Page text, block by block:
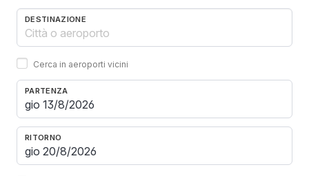
DESTINAZIONE
Cerca in aeroporti vicini
PARTENZA
RITORNO